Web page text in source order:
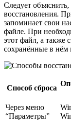
Следует объяснить,
восстановления.
запоминает свои
файле. При
этот файл, а также
сохранённые в нём
Способ сброса
Через меню
“Параметры”